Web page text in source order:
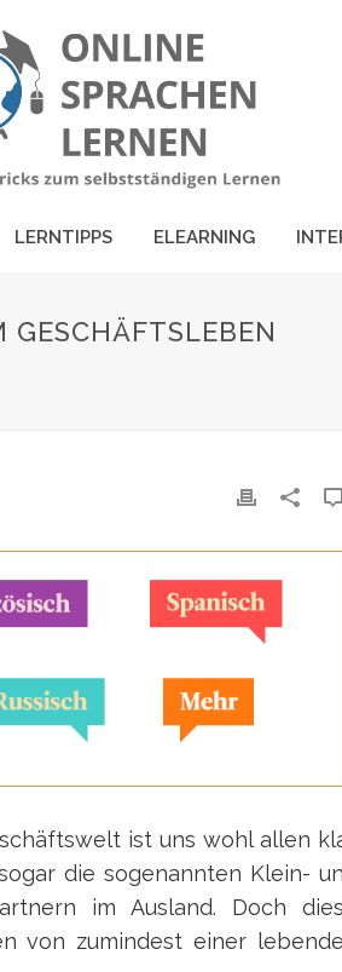
LERNTIPPS ELEARNING
GESCHÄFTSLEBEN
ist uns wohl allen
die sogenannten Klein-
im Ausland. Doch
von zumindest einer